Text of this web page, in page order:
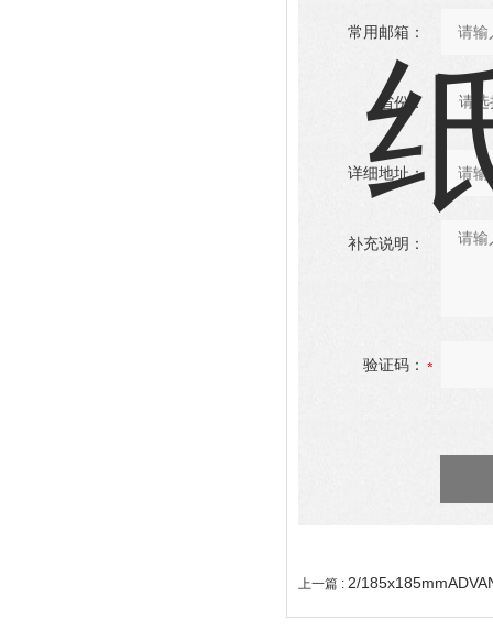
常用邮箱：
省份：
详细地址：
补充说明：
验证码：
上一篇 : 2/